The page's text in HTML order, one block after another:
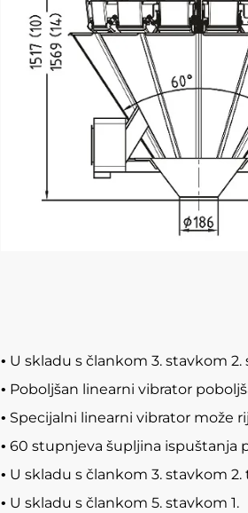
• U skladu s člankom 3. stavkom 2.
• Poboljšan linearni vibrator
• Specijalni linearni vibrator može
• 60 stupnjeva šupljina ispuštanja
• U skladu s člankom 3. stavkom
• U skladu s člankom 5. stavkom 1.